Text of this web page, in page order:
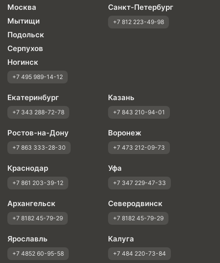
Москва
Мытищи
Подольск
Серпухов
Ногинск
+7 495 989-14-12
Санкт-Петербург
+7 812 223-49-98
Екатеринбург
+7 343 288-72-78
Казань
+7 843 210-94-01
Ростов-на-Дону
+7 863 333-28-30
Воронеж
+7 473 212-09-73
Краснодар
+7 861 203-39-12
Уфа
+7 347 229-47-33
Архангельск
+7 8182 45-79-29
Северодвинск
+7 8182 45-79-29
Ярославль
+7 4852 60-95-58
Калуга
+7 484 220-73-84